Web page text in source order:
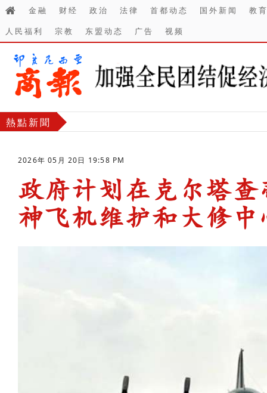
金融 财经 政治 法律 首都动态 国外新闻
教
人民福利
宗教 东盟动态 广告 视频
熱點新聞
2026年 05月 20日 19:58 PM
政府计划在克尔塔
神飞机维护和大修中